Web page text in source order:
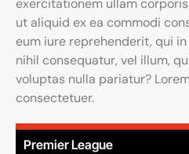
exercitationem ullam
ut aliquid ex ea commodi
eum iure reprehenderit, qui
nihil consequatur, vel illum,
voluptas nulla pariatur?
consectetuer.
Premier League